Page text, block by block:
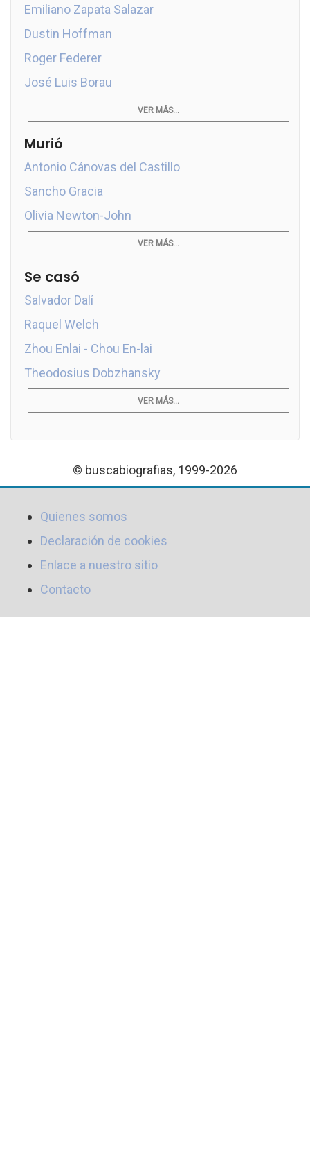
Emiliano Zapata Salazar
Dustin Hoffman
Roger Federer
José Luis Borau
VER MÁS...
Murió
Antonio Cánovas del Castillo
Sancho Gracia
Olivia Newton-John
VER MÁS...
Se casó
Salvador Dalí
Raquel Welch
Zhou Enlai - Chou En-lai
Theodosius Dobzhansky
VER MÁS...
© buscabiografias, 1999-2026
Quienes somos
Declaración de cookies
Enlace a nuestro sitio
Contacto